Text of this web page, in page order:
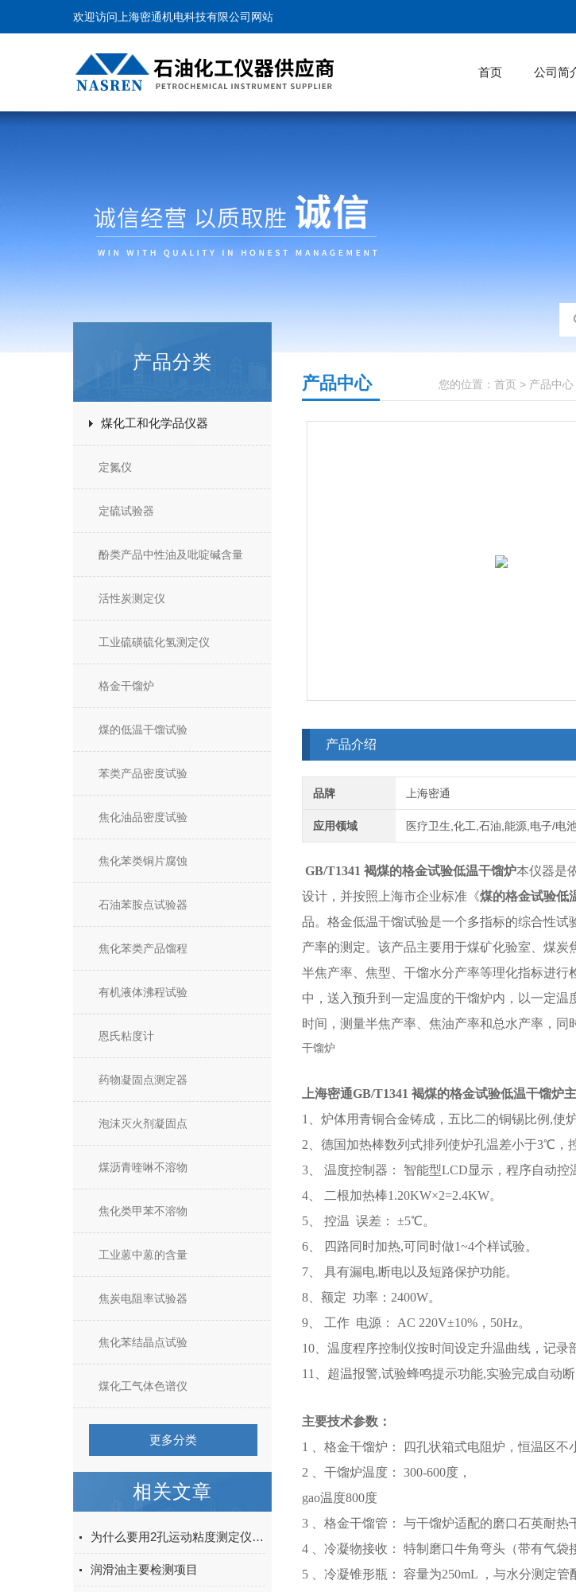
欢迎访问上海密通机电科技有限公司网站
首页 公司简
产品分类
煤化工和化学品仪器
定氮仪
定硫试验器
酚类产品中性油及吡啶碱含量
活性炭测定仪
工业硫磺硫化氢测定仪
格金干馏炉
煤的低温干馏试验
苯类产品密度试验
焦化油品密度试验
焦化苯类铜片腐蚀
石油苯胺点试验器
焦化苯类产品馏程
有机液体沸程试验
恩氏粘度计
药物凝固点测定器
泡沫灭火剂凝固点
煤沥青喹啉不溶物
焦化类甲苯不溶物
工业蒽中蒽的含量
焦炭电阻率试验器
焦化苯结晶点试验
煤化工气体色谱仪
更多分类
相关文章
为什么要用2孔运动粘度测定仪测粘度
润滑油主要检测项目
您的位置： 首页 > 产品中心
产品中心
产品介绍
品牌 上海密通
应用领域 医疗卫生,化工,石油,能源,电子/电
GB/T1341 褐煤的格金试验低温干馏炉本仪器是
设计，并按照上海市企业标准《煤的格金试验低
品。格金低温干馏试验是一个多指标的综合性
产率的测定。该产品主要用于煤矿化验室、煤炭
半焦产率、焦型、干馏水分产率等理化指标进
中，送入预升到一定温度的干馏炉内，以一定
时间，测量半焦产率、焦油产率和总水产率，
干馏炉
上海密通GB/T1341 褐煤的格金试验低温干馏炉
1、炉体用青铜合金铸成，五比二的铜锡比例,使
2、德国加热棒数列式排列使炉孔温差小于3℃，
3、 温度控制器： 智能型LCD显示，程序自动控
4、 二根加热棒1.20KW×2=2.4KW。
5、 控温 误差： ±5℃。
6、 四路同时加热,可同时做1~4个样试验。
7、 具有漏电,断电以及短路保护功能。
8、额定 功率：2400W。
9、 工作 电源： AC 220V±10%，50Hz。
10、温度程序控制仪按时间设定升温曲线，记录
11、超温报警,试验蜂鸣提示功能,实验完成自动断
主要技术参数：
1 、格金干馏炉： 四孔状箱式电阻炉，恒温区不
2 、干馏炉温度： 300-600度，
gao温度800度
3 、格金干馏管： 与干馏炉适配的磨口石英耐热
4 、冷凝物接收： 特制磨口牛角弯头（带有气袋
5 、冷凝锥形瓶： 容量为250mL ，与水分测定管